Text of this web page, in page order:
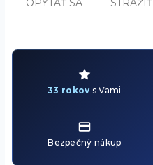
OPÝTAŤ SA STRÁŽIŤ
33 rokov s Vami
Bezpečný nákup